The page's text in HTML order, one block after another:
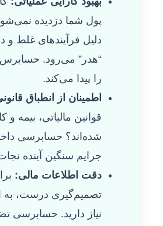
پول شما دزدیده
دلیل فرآیندهای غلط و
“هدر” می‌رود. حسابرس
را پیدا می‌کند.
اطمینان از انطباق
قوانین مالیاتی، بیمه و
شده‌اند؟ حسابرسی
جرایم سنگین آینده
دقت اطلاعات مالی:
تصمیم‌گیری درست، به
نیاز دارید. حسابرسی